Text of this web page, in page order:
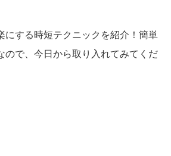
にする時短テクニックを紹介！簡単
ので、今日から取り入れてみてくだ